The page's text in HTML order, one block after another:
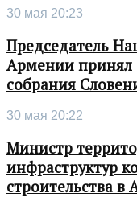
30 мая 20:23
Председатель
Армении принял
собрания
30 мая 20:22
Министр
инфраструктур
строительства